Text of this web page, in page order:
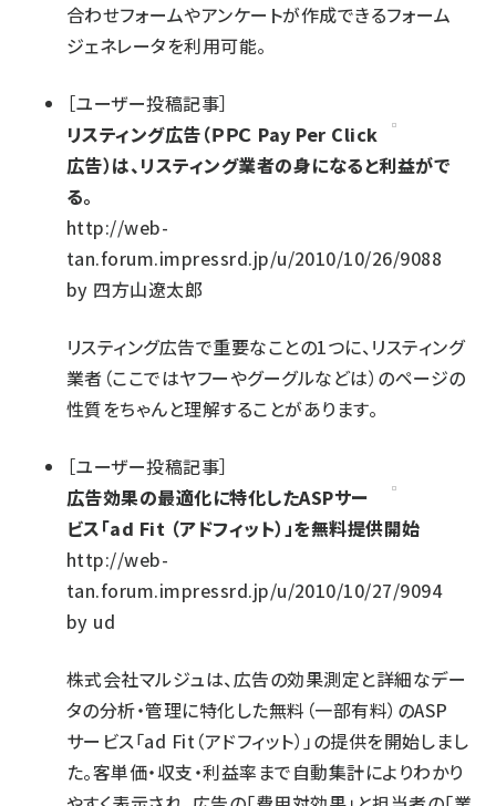
合わせフォームやアンケートが作成できるフォーム
ジェネレータを利用可能。
［ユーザー投稿記事］
リスティング広告（ＰＰＣ Pay Per Click
広告）は、リスティング業者の身になると利益がで
る。
http://web-
tan.forum.impressrd.jp/u/2010/10/26/9088
by 四方山遼太郎
リスティング広告で重要なことの1つに、リスティング
業者（ここではヤフーやグーグルなどは）のページの
性質をちゃんと理解することがあります。
［ユーザー投稿記事］
広告効果の最適化に特化したASPサー
ビス「ad Fit （アドフィット）」を無料提供開始
http://web-
tan.forum.impressrd.jp/u/2010/10/27/9094
by ud
株式会社マルジュは、広告の効果測定と詳細なデー
タの分析・管理に特化した無料（一部有料）のASP
サービス「ad Fit（アドフィット）」の提供を開始しまし
た。客単価・収支・利益率まで自動集計によりわかり